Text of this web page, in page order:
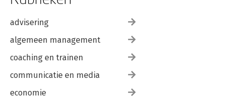
advisering
algemeen management
coaching en trainen
communicatie en media
economie